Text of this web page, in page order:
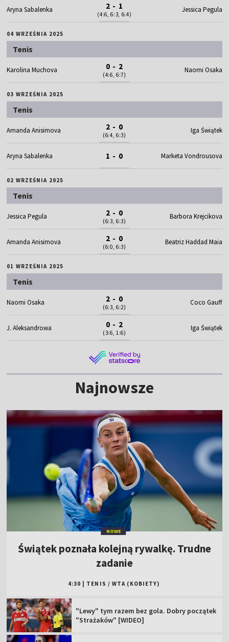
Aryna Sabalenka 2 - 1
(4:6, 6:3, 6:4)
Jessica Pegula
04 WRZEŚNIA 2025
Tenis
Karolina Muchova 0 - 2
(4:6, 6:7)
Naomi Osaka
03 WRZEŚNIA 2025
Tenis
Amanda Anisimova 2 - 0
(6:4, 6:3)
Iga Świątek
Aryna Sabalenka 1 - 0 Marketa Vondrousova
02 WRZEŚNIA 2025
Tenis
Jessica Pegula 2 - 0
(6:3, 6:3)
Barbora Krejcikova
Amanda Anisimova 2 - 0
(6:0, 6:3)
Beatriz Haddad Maia
01 WRZEŚNIA 2025
Tenis
Naomi Osaka 2 - 0
(6:3, 6:2)
Coco Gauff
J. Aleksandrowa 0 - 2
(3:6, 1:6)
Iga Świątek
Najnowsze
NOWE
Świątek poznała kolejną rywalkę. Trudne
zadanie
4:30 TENIS / WTA (KOBIETY)
"Lewy" tym razem bez gola. Dobry początek
"Strażaków" [WIDEO]